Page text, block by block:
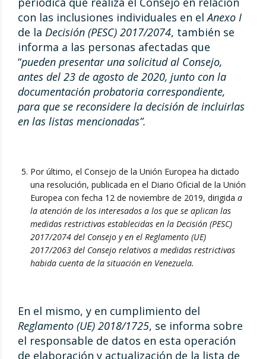
con las inclusiones individuales en elAnexo I
de la Decisión (PESC) 2017/2074, también se
informa a las personas afectadas que
“pueden presentar una solicitud al Consejo,
antes del 23 de agosto de 2020, junto con la
documentación probatoria correspondiente,
para que se reconsidere la decisión de incluirlas
en las listas mencionadas”.
Por último, el Consejo de la Unión Europea ha dictado
una resolución, publicada en el Diario Oficial de la Unión
Europea con fecha 12 de noviembre de 2019, dirigida a
la atención de los interesados a los que se aplican las
medidas restrictivas establecidas en la Decisión (PESC)
2017/2074 del Consejo y en el Reglamento (UE)
2017/2063 del Consejo relativos a medidas restrictivas
habida cuenta de la situación en Venezuela.
En el mismo, y en cumplimiento del
Reglamento (UE) 2018/1725, se informa sobre
el responsable de datos en esta operación
de elaboración y actualización de la lista de